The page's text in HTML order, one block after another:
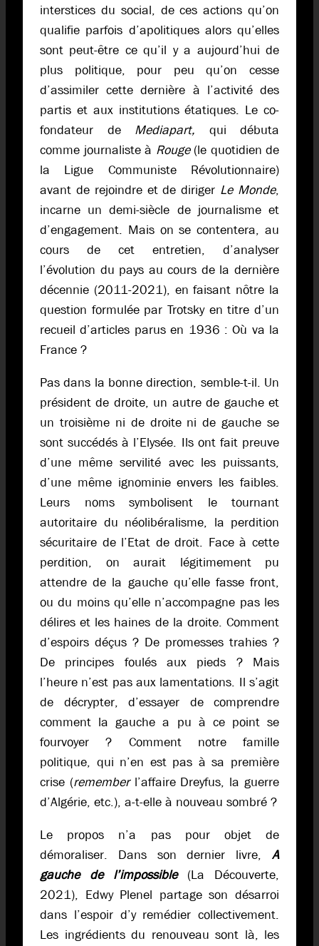
interstices du social, de ces actions qu’on
qualifie parfois d’apolitiques alors qu’elles
sont peut-être ce qu’il y a aujourd’hui de
plus politique, pour peu qu’on cesse
d’assimiler cette dernière à l’activité des
partis et aux institutions étatiques. Le co-
fondateur de Mediapart, qui débuta
comme journaliste à Rouge(le quotidien de
la Ligue Communiste Révolutionnaire)
avant de rejoindre et de diriger Le Monde,
incarne un demi-siècle de journalisme et
d’engagement. Mais on se contentera, au
cours de cet entretien, d’analyser
l’évolution du pays au cours de la dernière
décennie (2011-2021), en faisant nôtre la
question formulée par Trotsky en titre d’un
recueil d’articles parus en 1936 : Où va la
France ?
Pas dans la bonne direction, semble-t-il. Un
président de droite, un autre de gauche et
un troisième ni de droite ni de gauche se
sont succédés à l’Elysée. Ils ont fait preuve
d’une même servilité avec les puissants,
d’une même ignominie envers les faibles.
Leurs noms symbolisent le tournant
autoritaire du néolibéralisme, la perdition
sécuritaire de l’Etat de droit. Face à cette
perdition, on aurait légitimement pu
attendre de la gauche qu’elle fasse front,
ou du moins qu’elle n’accompagne pas les
délires et les haines de la droite. Comment
d’espoirs déçus ? De promesses trahies ?
De principes foulés aux pieds ? Mais
l’heure n’est pas aux lamentations. Il s’agit
de décrypter, d’essayer de comprendre
comment la gauche a pu à ce point se
fourvoyer ? Comment notre famille
politique, qui n’en est pas à sa première
crise (rememberl’affaire Dreyfus, la guerre
d’Algérie, etc.), a-t-elle à nouveau sombré ?
Le propos n’a pas pour objet de
démoraliser. Dans son dernier livre, A
gauche de l’impossible(La Découverte,
2021), Edwy Plenel partage son désarroi
dans l’espoir d’y remédier collectivement.
Les ingrédients du renouveau sont là, les